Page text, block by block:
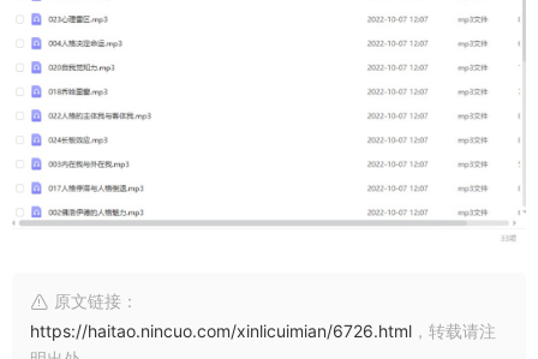
原文链接：
https://haitao.nincuo.com/xinlicuimian/6726.html ，转载请注